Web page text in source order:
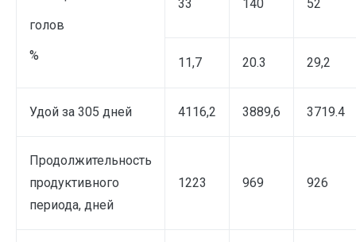
голов
%
33 140 52
11,7 20.3 29,2
Удой за 305 дней 4116,2 3889,6 3719.4
Продолжительность
продуктивного
периода, дней
1223 969 926